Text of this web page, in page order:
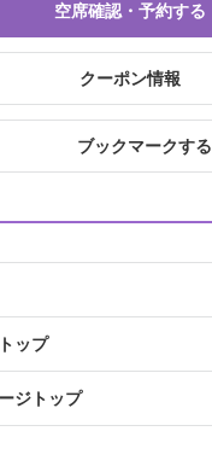
空席確認・予約する
クーポン情報
ブックマークする
ップ
ジトップ